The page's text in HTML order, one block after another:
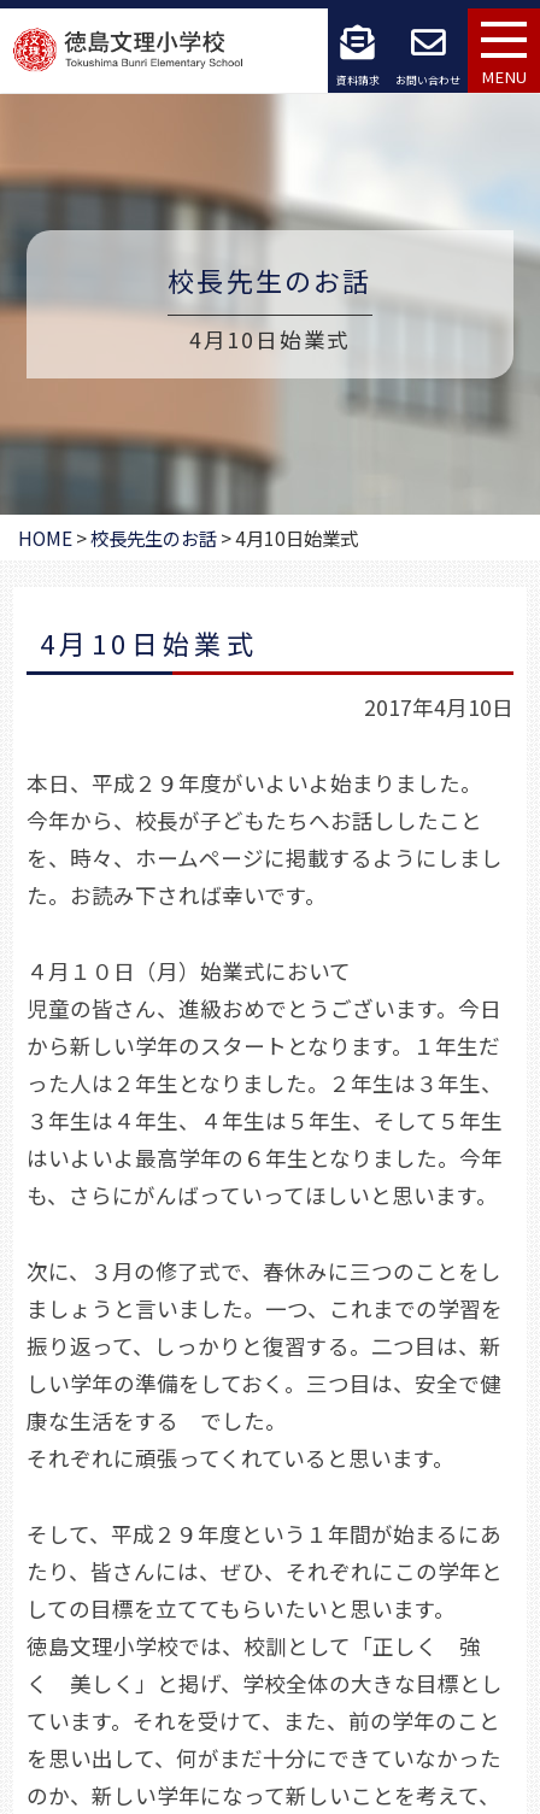
コ
ン
ン
ス
プ
資料請求 お問い合わせ MENU
校長先生のお話
4月10日始業式
HOME>校長先生のお話>4月10日始業式
4月10日始業式
2017年4月10日
本日、平成２９年度がいよいよ始まりました。
今年から、校長が子どもたちへお話ししたこと
を、時々、ホームページに掲載するようにしまし
た。お読み下されば幸いです。
４月１０日（月）始業式において
児童の皆さん、進級おめでとうございます。今日
から新しい学年のスタートとなります。１年生だ
った人は２年生となりました。２年生は３年生、
３年生は４年生、４年生は５年生、そして５年生
はいよいよ最高学年の６年生となりました。今年
も、さらにがんばっていってほしいと思います。
次に、３月の修了式で、春休みに三つのことをし
ましょうと言いました。一つ、これまでの学習を
振り返って、しっかりと復習する。二つ目は、新
しい学年の準備をしておく。三つ目は、安全で健
康な生活をする でした。
それぞれに頑張ってくれていると思います。
そして、平成２９年度という１年間が始まるにあ
たり、皆さんには、ぜひ、それぞれにこの学年と
しての目標を立ててもらいたいと思います。
徳島文理小学校では、校訓として「正しく 強
く 美しく」と掲げ、学校全体の大きな目標とし
ています。それを受けて、また、前の学年のこと
を思い出して、何がまだ十分にできていなかった
のか、新しい学年になって新しいことを考えて、